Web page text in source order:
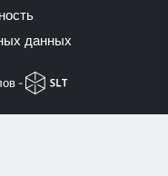
данных
-